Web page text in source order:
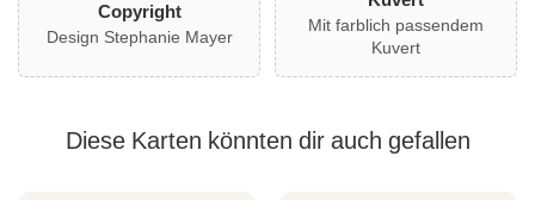
Copyright
Design Stephanie Mayer
Mit farblich passendem
Kuvert
Diese Karten könnten dir auch gefallen